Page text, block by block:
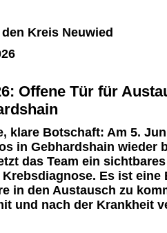
Kreis Neuwied
Offene Tür für
klare Botschaft: Am 5.
in Gebhardshain wieder
das Team ein
Es ist eine
in den Austausch zu
und nach der Krankheit